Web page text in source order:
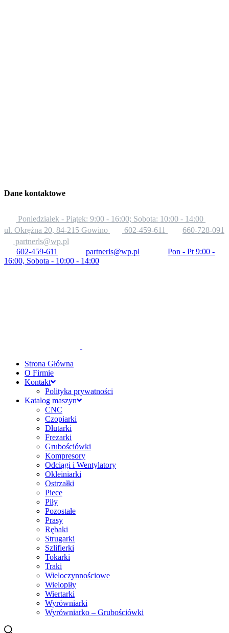
Dane kontaktowe
Poniedziałek - Piątek: 9:00 - 16:00; Sobota: 10:00 - 14:00
ul. Okrężna 20, 84-215 Gowino
602-459-611
660-728-091
partnerls@wp.pl
602-459-611
partnerls@wp.pl
Pon - Pt 9:00 -
16:00, Sobota - 10:00 - 14:00
Strona Główna
O Firmie
Kontakt
Polityka prywatności
Katalog maszyn
CNC
Czopiarki
Dłutarki
Frezarki
Grubościówki
Kompresory
Odciągi i Wentylatory
Okleiniarki
Ostrzałki
Piece
Piły
Pozostałe
Prasy
Rębaki
Strugarki
Szlifierki
Tokarki
Traki
Wieloczynnościowe
Wielopiły
Wiertarki
Wyrówniarki
Wyrówniarko – Grubościówki